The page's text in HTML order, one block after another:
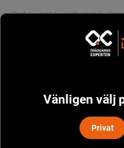
Start> Jakt> Jaktvapen>
Vänligen välj
Privat